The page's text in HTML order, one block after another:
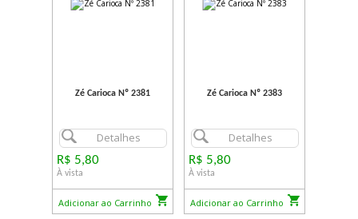
Zé Carioca Nº 2381
Detalhes
R$ 5,80
À vista
Adicionar ao Carrinho
Zé Carioca Nº 2383
Detalhes
R$ 5,80
À vista
Adicionar ao Carrinho